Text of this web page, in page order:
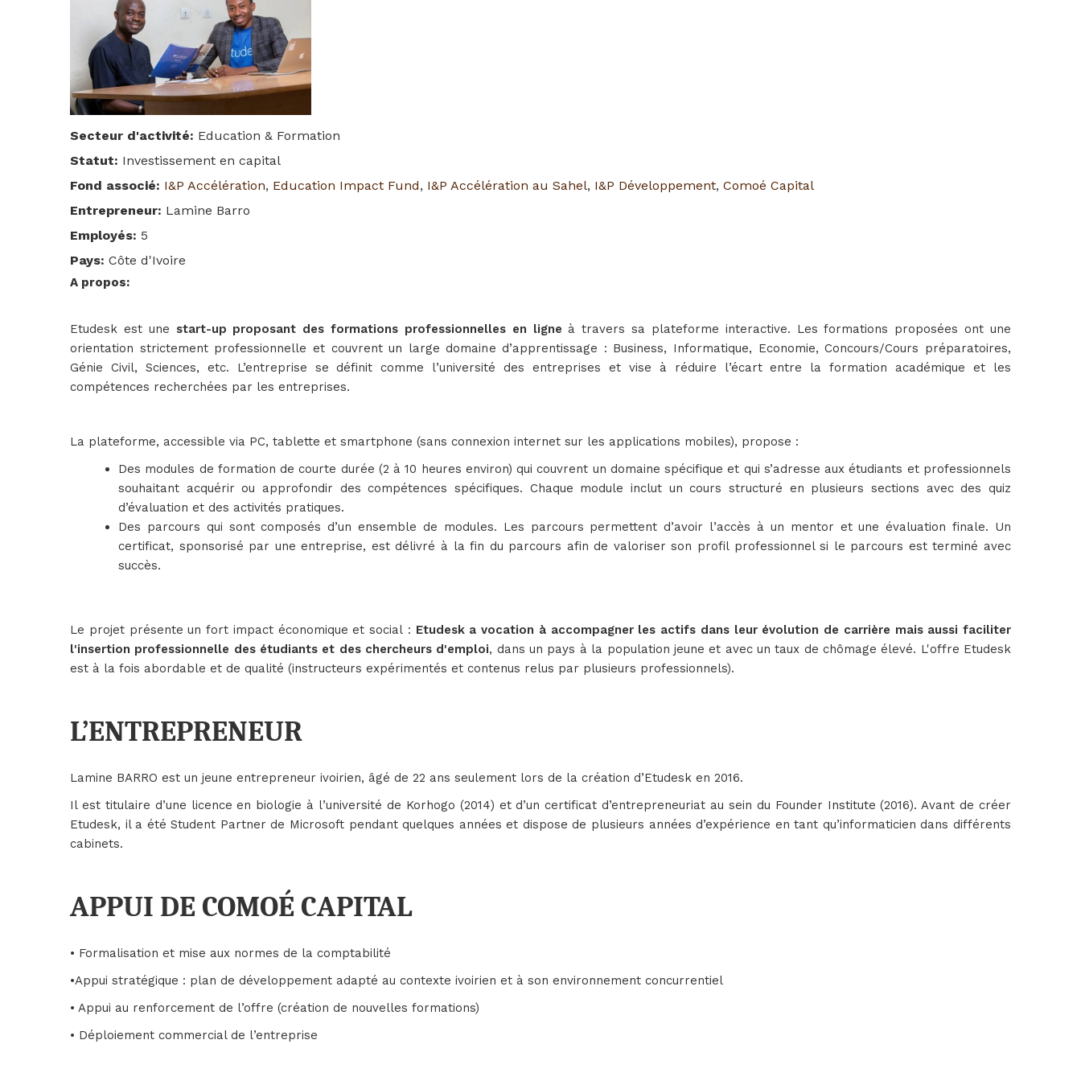
Secteur d'activité: Education & Formation
Statut: Investissement en capital
Fond associé: I&P Accélération, Education Impact Fund, I&P Accélération au Sahel, I&P Développement, Comoé Capital
Entrepreneur: Lamine Barro
Employés: 5
Pays: Côte d'Ivoire
A propos:
Etudesk est une start-up proposant des formations professionnelles en ligne à travers sa plateforme interactive. Les formations proposées ont une
orientation strictement professionnelle et couvrent un large domaine d’apprentissage : Business, Informatique, Economie, Concours/Cours préparatoires,
Génie Civil, Sciences, etc. L’entreprise se définit comme l’université des entreprises et vise à réduire l’écart entre la formation académique et les
compétences recherchées par les entreprises.
La plateforme, accessible via PC, tablette et smartphone (sans connexion internet sur les applications mobiles), propose :
Des modules de formation de courte durée (2 à 10 heures environ) qui couvrent un domaine spécifique et qui s’adresse aux étudiants et professionnels
souhaitant acquérir ou approfondir des compétences spécifiques. Chaque module inclut un cours structuré en plusieurs sections avec des quiz
d’évaluation et des activités pratiques.
Des parcours qui sont composés d’un ensemble de modules. Les parcours permettent d’avoir l’accès à un mentor et une évaluation finale. Un
certificat, sponsorisé par une entreprise, est délivré à la fin du parcours afin de valoriser son profil professionnel si le parcours est terminé avec
succès.
Le projet présente un fort impact économique et social : Etudesk a vocation à accompagner les actifs dans leur évolution de carrière mais aussi faciliter
l'insertion professionnelle des étudiants et des chercheurs d'emploi, dans un pays à la population jeune et avec un taux de chômage élevé. L'offre Etudesk
est à la fois abordable et de qualité (instructeurs expérimentés et contenus relus par plusieurs professionnels).
L’ENTREPRENEUR
Lamine BARRO est un jeune entrepreneur ivoirien, âgé de 22 ans seulement lors de la création d’Etudesk en 2016.
Il est titulaire d’une licence en biologie à l’université de Korhogo (2014) et d’un certificat d’entrepreneuriat au sein du Founder Institute (2016). Avant de créer
Etudesk, il a été Student Partner de Microsoft pendant quelques années et dispose de plusieurs années d’expérience en tant qu’informaticien dans différents
cabinets.
APPUI DE COMOÉ CAPITAL
• Formalisation et mise aux normes de la comptabilité
•Appui stratégique : plan de développement adapté au contexte ivoirien et à son environnement concurrentiel
• Appui au renforcement de l’offre (création de nouvelles formations)
• Déploiement commercial de l’entreprise